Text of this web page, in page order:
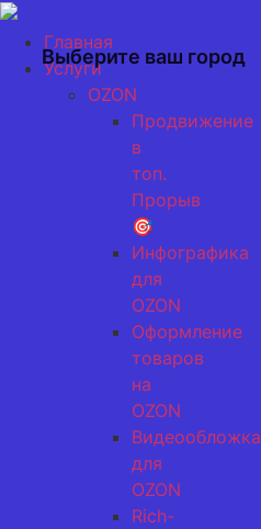
Перейти
содержимому
Главная
Услуги
OZON
Продвижение
в
топ.
Прорыв
🎯
Инфографика
для
OZON
Оформление
товаров
на
OZON
Видеообложка
для
OZON
Rich-
Выберите ваш город